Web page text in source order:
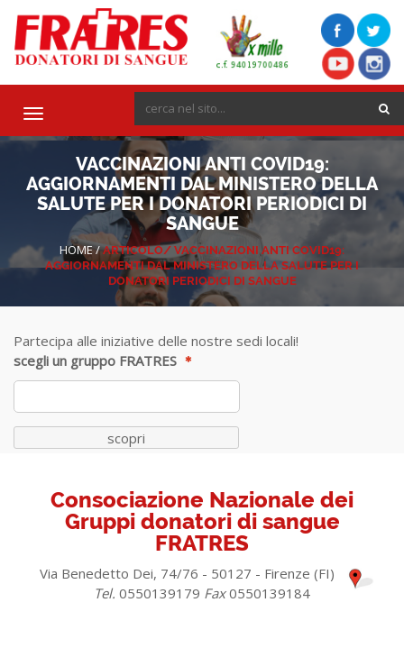
Toggle
VACCINAZIONI ANTI COVID19:
AGGIORNAMENTI DAL MINISTERO DELLA
SALUTE PER I DONATORI PERIODICI DI
SANGUE
HOME/ARTICOLO/ VACCINAZIONI ANTI COVID19:
AGGIORNAMENTI DAL MINISTERO DELLA SALUTE PER I
DONATORI PERIODICI DI SANGUE
Partecipa alle iniziative delle nostre sedi locali!
scegli un gruppo FRATRES
scopri
Consociazione Nazionale dei
Gruppi donatori di sangue
FRATRES
Via Benedetto Dei, 74/76 - 50127 - Firenze (FI)
Tel. 0550139179 Fax0550139184